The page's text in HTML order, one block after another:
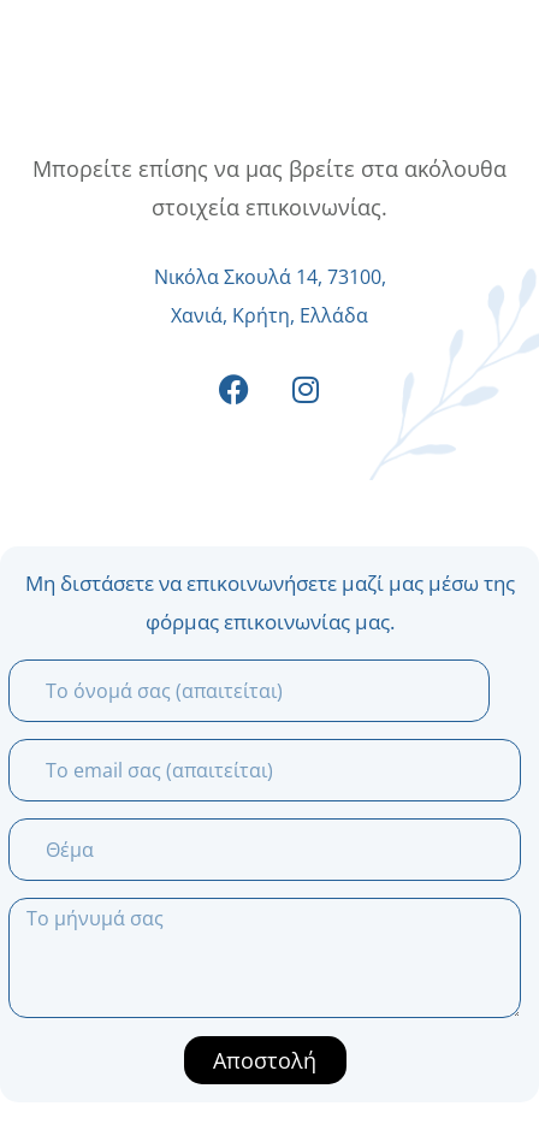
Μπορείτε επίσης να μας βρείτε στα ακόλουθα
στοιχεία επικοινωνίας.
Νικόλα Σκουλά 14, 73100,
Χανιά, Κρήτη, Ελλάδα
Μη διστάσετε να επικοινωνήσετε μαζί μας μέσω της
φόρμας επικοινωνίας μας.
Αποστολή